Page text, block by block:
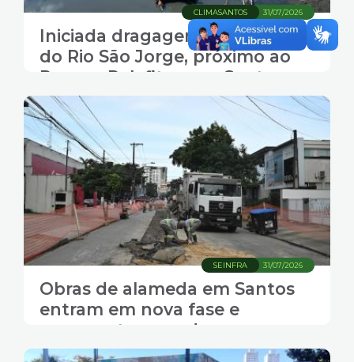
31/07/2026
CLIMASANTOS
Iniciada dragagem e limpeza
do Rio São Jorge, próximo ao
Parque Palafitas, em Santos
31/07/2026
SEINFRA
Obras de alameda em Santos
entram em nova fase e
acrescentam mudanças no
trânsito